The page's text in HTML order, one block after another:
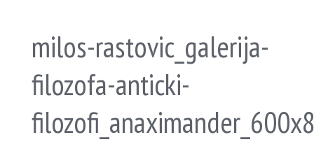
milos-rastovic_galerija-
filozofa-anticki-